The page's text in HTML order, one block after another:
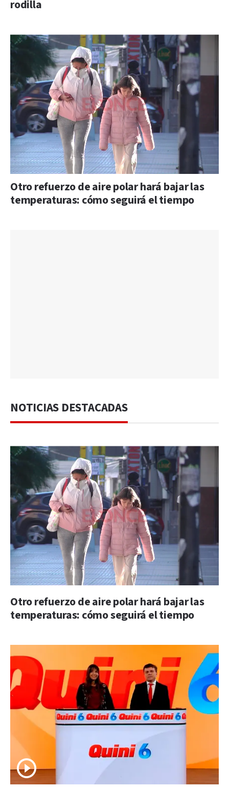
rodilla
Otro refuerzo de aire polar hará bajar las
temperaturas: cómo seguirá el tiempo
NOTICIAS DESTACADAS
Otro refuerzo de aire polar hará bajar las
temperaturas: cómo seguirá el tiempo